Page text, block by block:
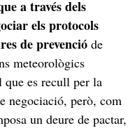
a través dels
els protocols
de prevenció de
meteorològics
que es recull per la
negociació, però, com
un deure de pactar,